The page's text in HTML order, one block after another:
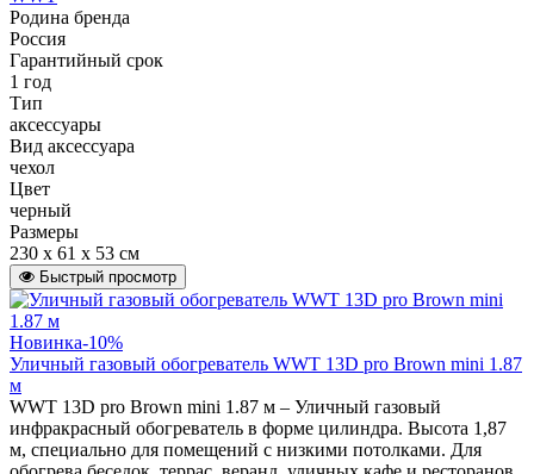
Родина бренда
Россия
Гарантийный срок
1 год
Тип
аксессуары
Вид аксессуара
чехол
Цвет
черный
Размеры
230 x 61 x 53 см
Быстрый просмотр
Новинка-10%
Уличный газовый обогреватель WWT 13D pro Brown mini 1.87
м
WWT 13D pro Brown mini 1.87 м – Уличный газовый
инфракрасный обогреватель в форме цилиндра. Высота 1,87
м, специально для помещений с низкими потолками. Для